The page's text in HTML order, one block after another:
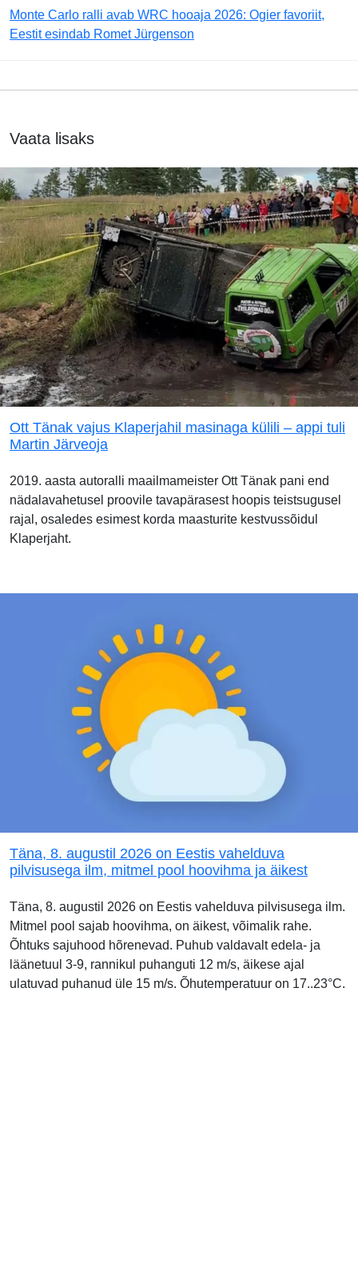
Monte Carlo ralli avab WRC hooaja 2026: Ogier favoriit,
Eestit esindab Romet Jürgenson
Vaata lisaks
Ott Tänak vajus Klaperjahil masinaga külili – appi tuli
Martin Järveoja
2019. aasta autoralli maailmameister Ott Tänak pani end
nädalavahetusel proovile tavapärasest hoopis teistsugusel
rajal, osaledes esimest korda maasturite kestvussõidul
Klaperjaht.
Täna, 8. augustil 2026 on Eestis vahelduva
pilvisusega ilm, mitmel pool hoovihma ja äikest
Täna, 8. augustil 2026 on Eestis vahelduva pilvisusega ilm.
Mitmel pool sajab hoovihma, on äikest, võimalik rahe.
Õhtuks sajuhood hõrenevad. Puhub valdavalt edela- ja
läänetuul 3-9, rannikul puhanguti 12 m/s, äikese ajal
ulatuvad puhanud üle 15 m/s. Õhutemperatuur on 17..23°C.